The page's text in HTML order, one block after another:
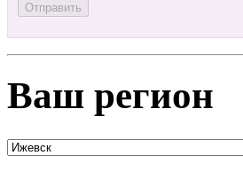
Ваш регион